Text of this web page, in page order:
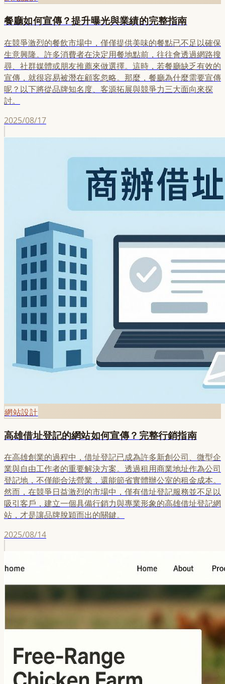
餐廳如何宣傳？提升曝光與業績的完整指南
在競爭激烈的餐飲市場中，僅僅提供美味的餐點已不足以確保
生意興隆。許多消費者在決定用餐地點前，往往會透過網路搜
尋、社群媒體或朋友推薦來做選擇。這時，若餐廳缺乏有效的
宣傳，就很容易被潛在顧客忽略。那麼，餐廳為什麼需要宣傳
呢？以下將從品牌知名度、客源拓展與競爭力三大面向來探
討。
2025/08/17
網站設計
高雄借址登記的網站如何宣傳？完整行銷指南
在高雄創業的過程中，借址登記已成為許多新創公司、微型企
業與自由工作者的重要解決方案。透過租用商業地址作為公司
登記地，不僅能合法營業，還能節省實體辦公室的租金成本。
然而，在競爭日益激烈的市場中，僅有借址登記服務並不足以
吸引客戶，建立一個具備行銷力與專業形象的高雄借址登記網
站，才是讓品牌脫穎而出的關鍵。
2025/08/14